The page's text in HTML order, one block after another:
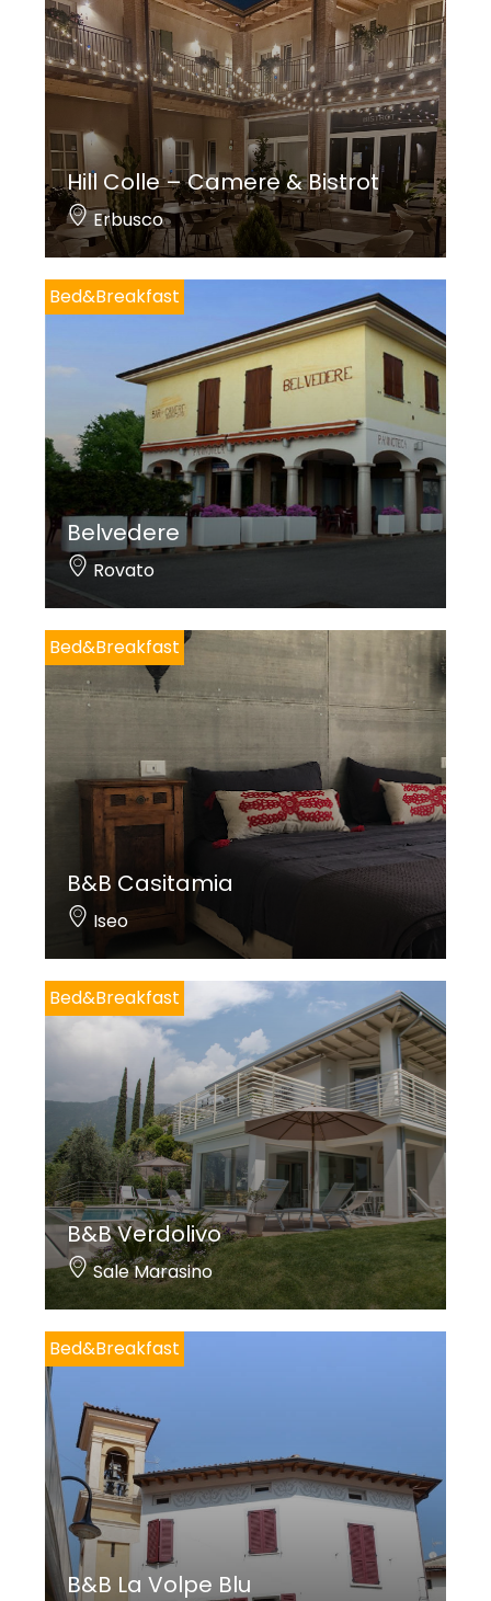
Hill Colle – Camere & Bistrot
Erbusco
Bed&Breakfast
Belvedere
Rovato
Bed&Breakfast
B&B Casitamia
Iseo
Bed&Breakfast
B&B Verdolivo
Sale Marasino
Bed&Breakfast
B&B La Volpe Blu